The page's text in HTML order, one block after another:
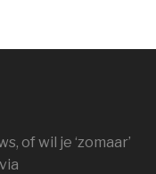
of wil je ‘zomaar’